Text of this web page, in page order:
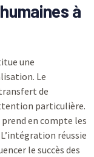
à
une
Le
de
particulière.
prend en compte les
réussie
le succès des